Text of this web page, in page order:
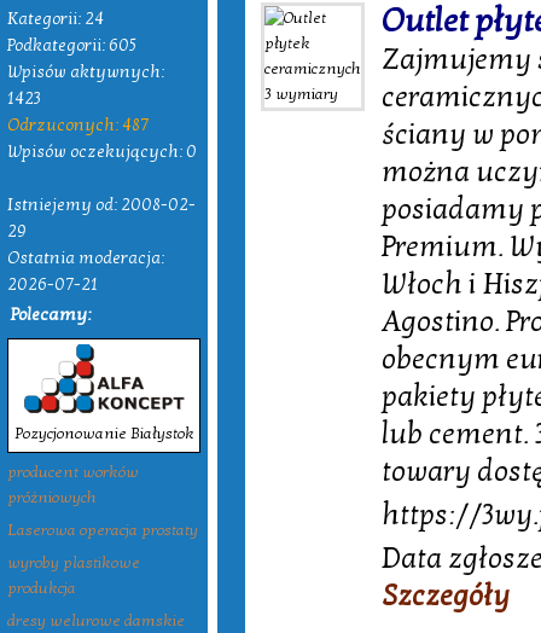
Kategorii: 24
Podkategorii: 605
Wpisów aktywnych:
1423
Odrzuconych: 487
Wpisów oczekujących: 0
Istniejemy od: 2008-02-
29
Ostatnia moderacja:
2026-07-21
Polecamy:
Pozycjonowanie Białystok
producent worków
próżniowych
Laserowa operacja prostaty
wyroby plastikowe
produkcja
dresy welurowe damskie
Outlet
Zajmujemy
ściany w
można
posiadamy
Premium.
Włoch i
Agostino.
obecnym
pakiety
lub cement.
towary
https://
Data
Szczegóły